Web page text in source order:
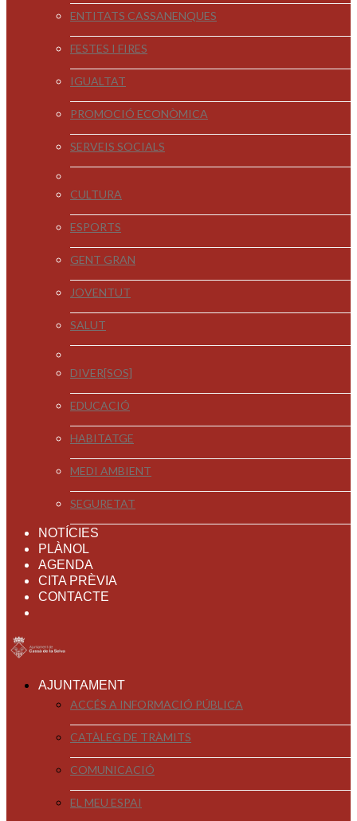
ENTITATS CASSANENQUES
FESTES I FIRES
IGUALTAT
PROMOCIÓ ECONÒMICA
SERVEIS SOCIALS
CULTURA
ESPORTS
GENT GRAN
JOVENTUT
SALUT
DIVER[SOS]
EDUCACIÓ
HABITATGE
MEDI AMBIENT
SEGURETAT
NOTÍCIES
PLÀNOL
AGENDA
CITA PRÈVIA
CONTACTE
AJUNTAMENT
ACCÉS A INFORMACIÓ PÚBLICA
CATÀLEG DE TRÀMITS
COMUNICACIÓ
EL MEU ESPAI